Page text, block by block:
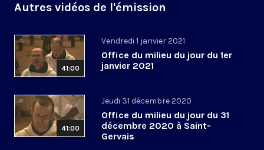
Autres vidéos de l'émission
41:00
Vendredi 1 janvier 2021
Office du milieu du jour du 1er
janvier 2021
41:00
Jeudi 31 décembre 2020
Office du milieu du jour du 31
décembre 2020 à Saint-
Gervais